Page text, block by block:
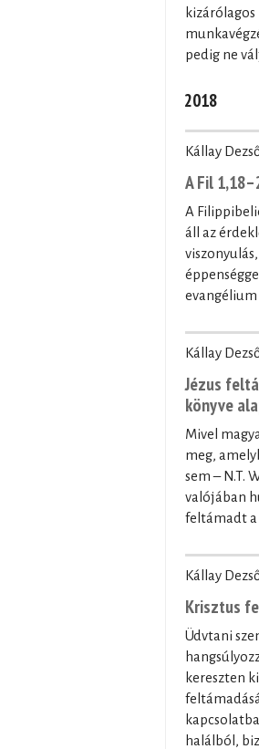
pedig ne
2018
Kállay
A Fil
A
áll az
Kállay
Jézus
könyve
Mivel
meg,
sem – N.T.
valójában
feltámadt a
Kállay
Krisztus
Üdvtani
kereszten
halálból,